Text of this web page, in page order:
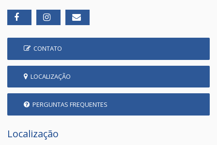
CONTATO
LOCALIZAÇÃO
PERGUNTAS FREQUENTES
Localização